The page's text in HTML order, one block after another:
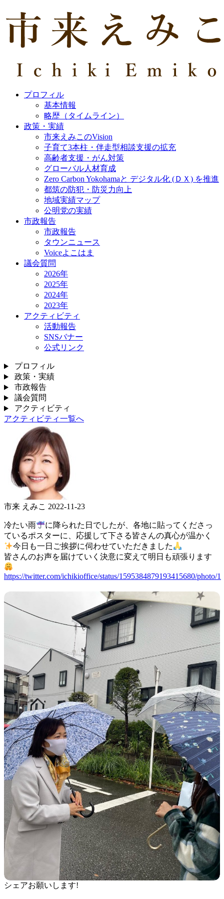
プロフィル
基本情報
略歴（タイムライン）
政策・実績
市来えみこのVision
子育て3本柱・伴走型相談支援の拡充
高齢者支援・がん対策
グローバル人材育成
Zero Carbon Yokohamaと デジタル化 (ＤＸ) を推進
都筑の防犯・防災力向上
地域実績マップ
公明党の実績
市政報告
市政報告
タウンニュース
Voiceよこはま
議会質問
2026年
2025年
2024年
2023年
アクティビティ
活動報告
SNSバナー
公式リンク
プロフィル
政策・実績
市政報告
議会質問
アクティビティ
アクティビティ一覧へ
市来 えみこ 2022-11-23
冷たい雨
に降られた日でしたが、各地に貼ってくださっ
ているポスターに、応援して下さる皆さんの真心が温かく
今日も一日ご挨拶に伺わせていただきました
皆さんのお声を届けていく決意に変えて明日も頑張ります
https://twitter.com/ichikioffice/status/1595384879193415680/photo/1
シェアお願いします!